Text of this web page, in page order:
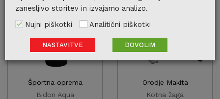
Športna oprema
Bidon Aqua
Orodje Makita
Kotna žaga
zanesljivo storitev in izvajamo analizo.
Nujni piškotki
Analitični piškotki
NASTAVITVE DOVOLIM